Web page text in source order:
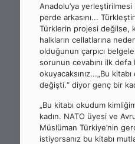
Anadolu’ya yerleştirilmesi
perde arkasını...
Türklerin projesi değilse,
halkların cellatlarına
olduğunun çarpıcı
sorunun cevabını ilk
okuyacaksınız...„Bu
değişti.“ diyor genç bir
„Bu kitabı okudum
kadın. NATO üyesi ve
Müslüman Türkiye’nin
istiyorsanız bu kitabı